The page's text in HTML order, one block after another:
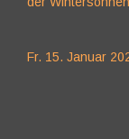
Fr. 15. Januar